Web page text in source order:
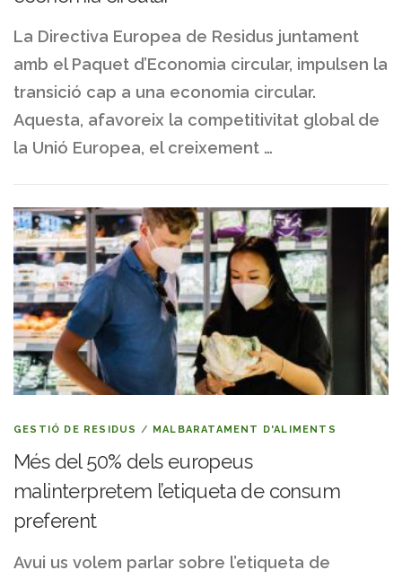
La Directiva Europea de Residus juntament
amb el Paquet d’Economia circular, impulsen la
transició cap a una economia circular.
Aquesta, afavoreix la competitivitat global de
la Unió Europea, el creixement …
GESTIÓ DE RESIDUS / MALBARATAMENT D'ALIMENTS
Més del 50% dels europeus
malinterpretem l’etiqueta de consum
preferent
Avui us volem parlar sobre l’etiqueta de